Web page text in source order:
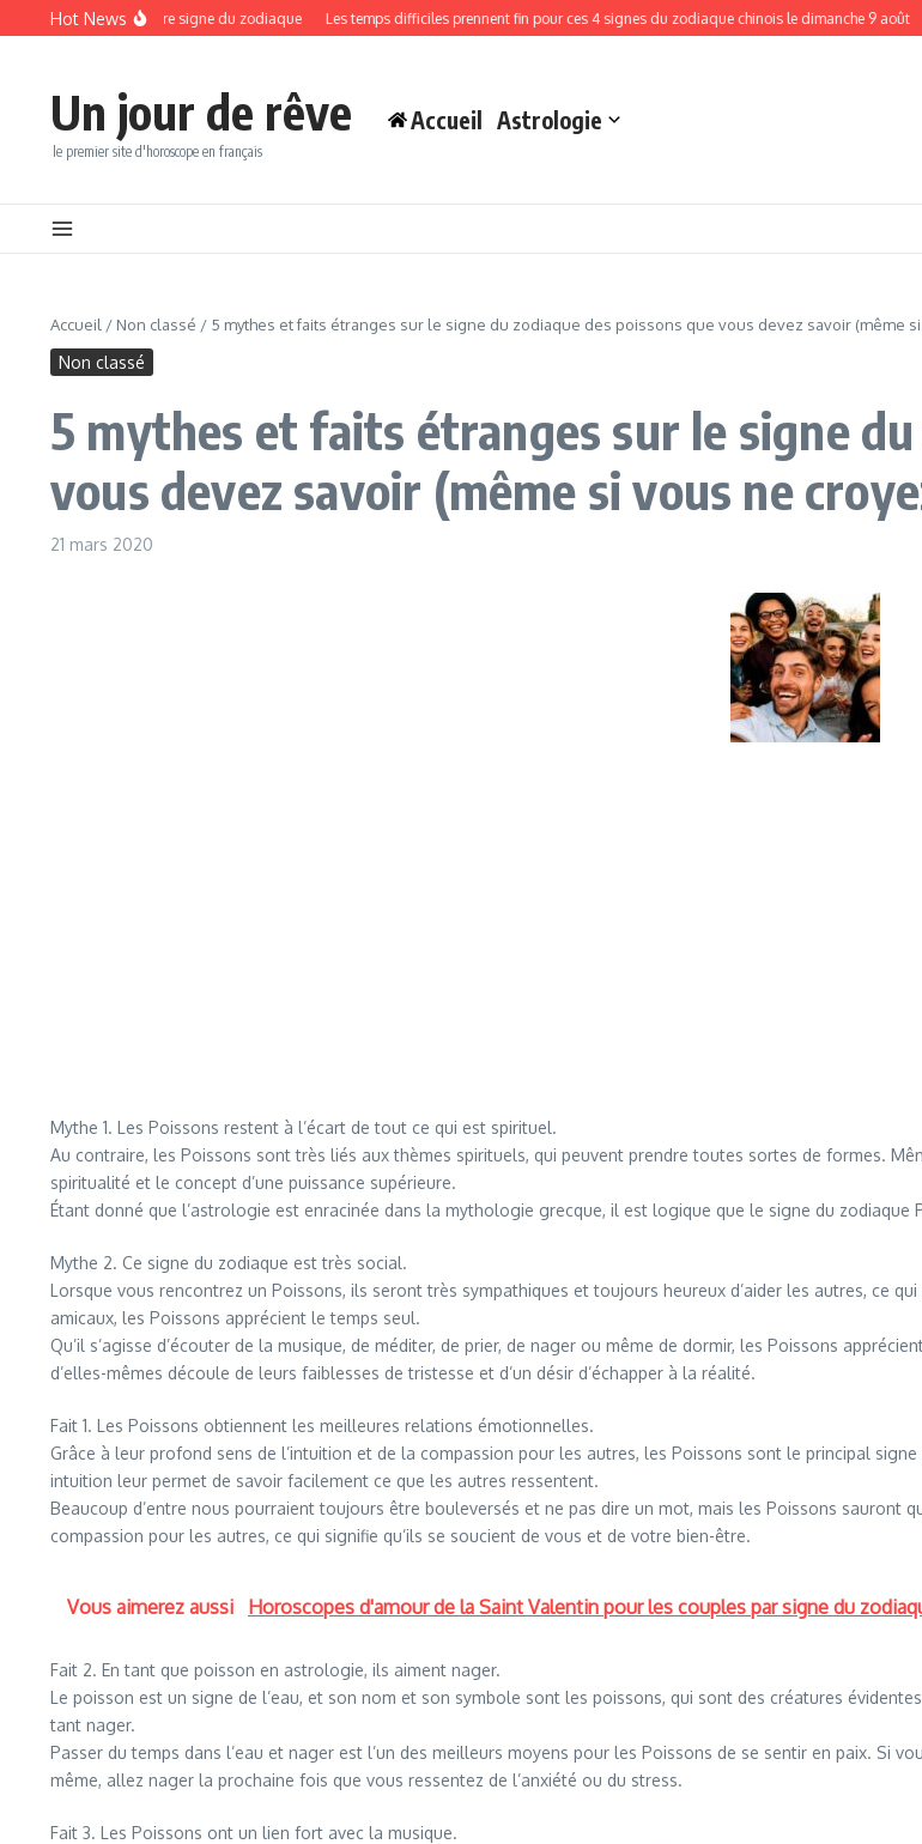
Aller au contenu
Hot News
selon votre signe du zodiaque Les temps difficiles prennent fin pour ces 4 signes du zodiaque chinois le dimanche 9 août
Un jour de rêve
le premier site d'horoscope en français
Accueil Astrologie
Accueil / Non classé / 5 mythes et faits étranges sur le signe du zodiaque des poissons que vous devez savoir (même
Non classé
5 mythes et faits étranges sur le signe
vous devez savoir (même si vous ne
21 mars 2020
Mythe 1. Les Poissons restent à l’écart de tout ce qui est spirituel.
Au contraire, les Poissons sont très liés aux thèmes spirituels, qui peuvent prendre toutes sortes de formes.
spiritualité et le concept d’une puissance supérieure.
Étant donné que l’astrologie est enracinée dans la mythologie grecque, il est logique que le signe du
Mythe 2. Ce signe du zodiaque est très social.
Lorsque vous rencontrez un Poissons, ils seront très sympathiques et toujours heureux d’aider les autres, ce
amicaux, les Poissons apprécient le temps seul.
Qu’il s’agisse d’écouter de la musique, de méditer, de prier, de nager ou même de dormir, les Poissons
d’elles-mêmes découle de leurs faiblesses de tristesse et d’un désir d’échapper à la réalité.
Fait 1. Les Poissons obtiennent les meilleures relations émotionnelles.
Grâce à leur profond sens de l’intuition et de la compassion pour les autres, les Poissons sont le principal
intuition leur permet de savoir facilement ce que les autres ressentent.
Beaucoup d’entre nous pourraient toujours être bouleversés et ne pas dire un mot, mais les Poissons sauront
compassion pour les autres, ce qui signifie qu’ils se soucient de vous et de votre bien-être.
Vous aimerez aussi Horoscopes d'amour de la Saint Valentin pour les couples par signe du
Fait 2. En tant que poisson en astrologie, ils aiment nager.
Le poisson est un signe de l’eau, et son nom et son symbole sont les poissons, qui sont des créatures
tant nager.
Passer du temps dans l’eau et nager est l’un des meilleurs moyens pour les Poissons de se sentir en paix. Si
même, allez nager la prochaine fois que vous ressentez de l’anxiété ou du stress.
Fait 3. Les Poissons ont un lien fort avec la musique.